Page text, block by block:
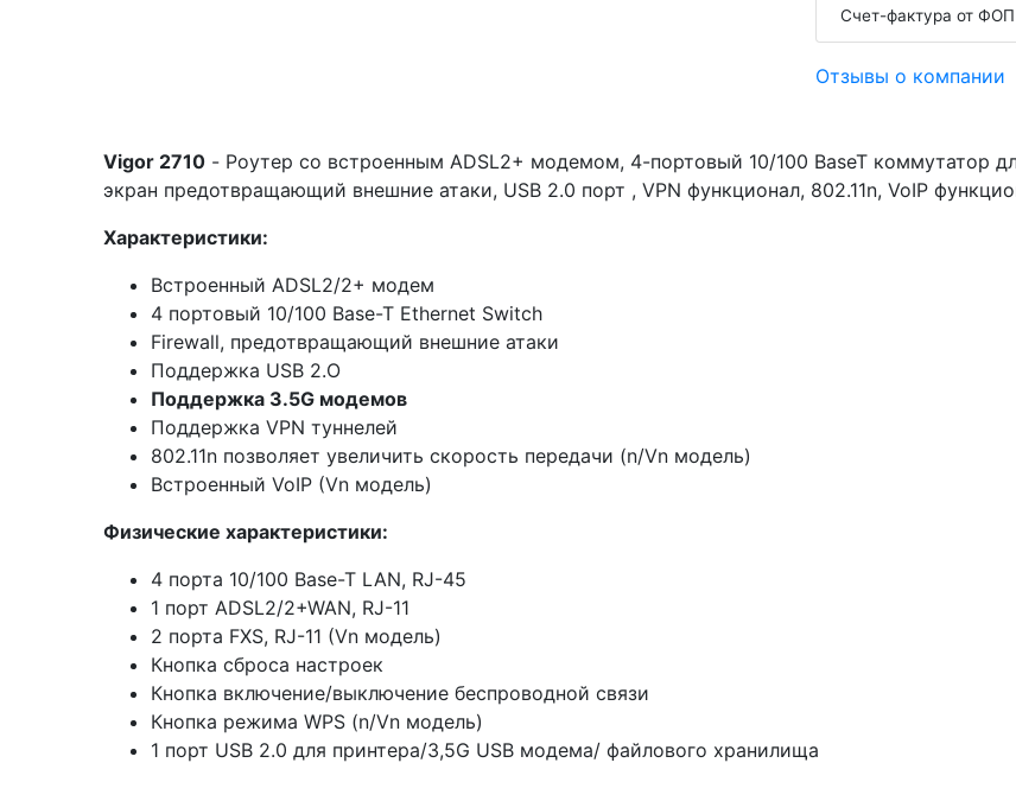
Счет-фактура от ФОП
Отзывы о компании
Vigor 2710 - Роутер со встроенным ADSL2+ модемом, 4-портовый 10/100 BaseT коммутатор
экран предотвращающий внешние атаки, USB 2.0 порт , VPN функционал, 802.11n, VoIP
Характеристики:
Встроенный ADSL2/2+ модем
4 портовый 10/100 Base-T Ethernet Switch
Firewall, предотвращающий внешние атаки
Поддержка USB 2.O
Поддержка 3.5G модемов
Поддержка VPN туннелей
802.11n позволяет увеличить скорость передачи (n/Vn модель)
Встроенный VoIP (Vn модель)
Физические характеристики:
4 порта 10/100 Base-T LAN, RJ-45
1 порт ADSL2/2+WAN, RJ-11
2 порта FXS, RJ-11 (Vn модель)
Кнопка сброса настроек
Кнопка включение/выключение беспроводной связи
Кнопка режима WPS (n/Vn модель)
1 порт USB 2.0 для принтера/3,5G USB модема/ файлового хранилища